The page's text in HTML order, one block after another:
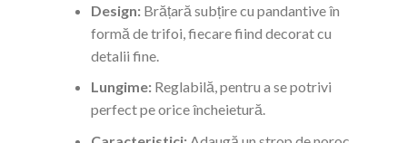
Design:Brățară subțire cu pandantive în
formă de trifoi, fiecare fiind decorat cu
detalii fine.
Lungime:Reglabilă, pentru a se potrivi
perfect pe orice încheietură.